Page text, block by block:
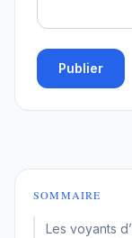
Publier
SOMMAIRE
Les voyants